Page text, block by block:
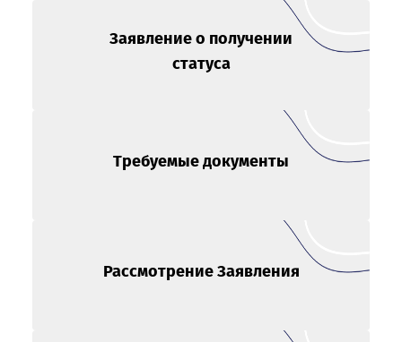
Заявление о получении
статуса
Требуемые документы
Рассмотрение Заявления